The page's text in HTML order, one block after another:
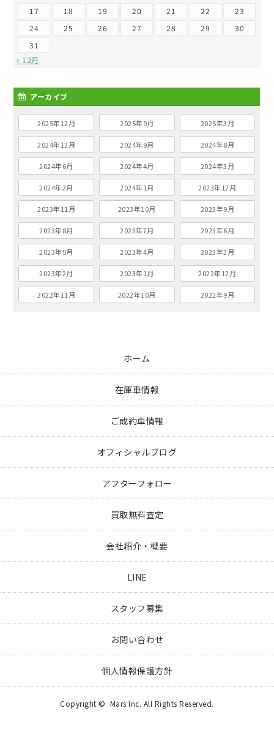
17
18 19 20 21 22
23
24
25 26 27 28 29
30
31
« 12月
アーカイブ
2025年12月 2025年9月 2025年3月
2024年12月 2024年9月 2024年8月
2024年6月 2024年4月 2024年3月
2024年2月 2024年1月 2023年12月
2023年11月 2023年10月 2023年9月
2023年8月 2023年7月 2023年6月
2023年5月 2023年4月 2023年3月
2023年2月 2023年1月 2022年12月
2022年11月 2022年10月 2022年9月
ホーム
在庫車情報
ご成約車情報
オフィシャルブログ
アフターフォロー
買取無料査定
会社紹介・概要
LINE
スタッフ募集
お問い合わせ
個人情報保護方針
Copyright © Mars Inc. All Rights Reserved.